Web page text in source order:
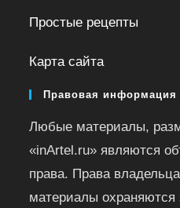
Простые рецепты
Карта сайта
Правовая информация
Любые материалы,
«inArtel.ru» являются
права. Права
материалы охраняются